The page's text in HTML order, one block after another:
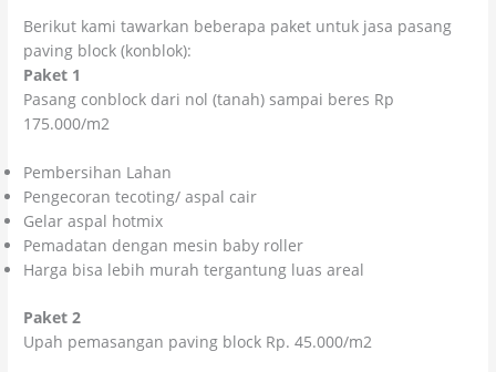
Berikut kami tawarkan beberapa paket untuk jasa pasang
paving block (konblok):
Paket 1
Pasang conblock dari nol (tanah) sampai beres Rp
175.000/m2
Pembersihan Lahan
Pengecoran tecoting/ aspal cair
Gelar aspal hotmix
Pemadatan dengan mesin baby roller
Harga bisa lebih murah tergantung luas areal
Paket 2
Upah pemasangan paving block Rp. 45.000/m2